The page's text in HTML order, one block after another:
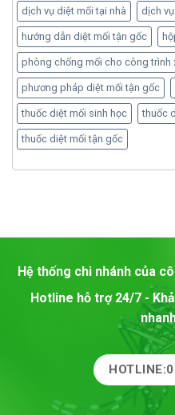
dịch vụ diệt mối tại nhà dịch
hướng dẫn diệt mối tận gốc
phòng chống mối cho công trình
phương pháp diệt mối tận gốc
thuốc diệt mối sinh học thuốc
thuốc diệt mối tận gốc
Hệ thống chi nhánh của
Hotline hỗ trợ 24/7 -